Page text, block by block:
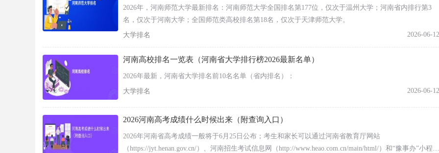
2）河南招生考试信息网（http://www.heao.com.cn/main/html/）
2026年，河南师范大学最新排名：河南师范大学全国排名第177位，仅次于温州大学；河南省内排行第3
名，仅次于河南大学；全国师范类高校排名第18名，仅次于天津师范大学。
大学排名 2026-06-12
河南高校排名一览表（河南省大学排行榜2026最新名单）
2026年最新，河南省大学排名前10名名单（省内排名）：
大学排名 2026-06-12
2026河南高考成绩什么时候出来（附查询入口）
​2026年河南省高考成绩一般将于6月25日公布；考生和家长可以通过河南省教育厅网站
（https://jyt.henan.gov.cn/）、河南招生考试信息网（http://www.heao.com.cn/main/html/）和“豫事办”小程序